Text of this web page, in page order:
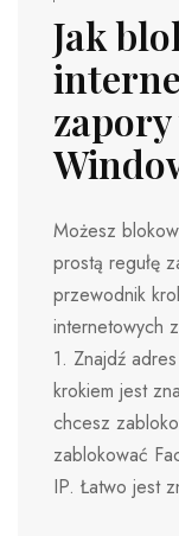
Jak
Możesz
prostą regułę
przewodnik
internetowych
1. Znajdź
krokiem jest
chcesz
zablokować
IP. Łatwo jest